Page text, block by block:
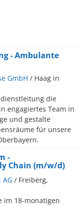
- Ambulante
GmbH / Haag in
die
engagiertes Team in
und gestalte
für unsere
-
Chain (m/w/d)
AG / Freiberg,
im 18-monatigen